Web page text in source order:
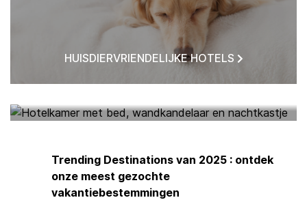
HUISDIERVRIENDELIJKE HOTELS
Trending Destinations van 2025 : ontdek
onze meest gezochte
vakantiebestemmingen